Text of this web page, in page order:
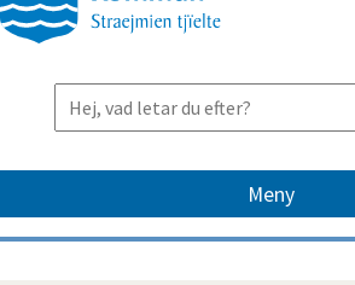
Meny